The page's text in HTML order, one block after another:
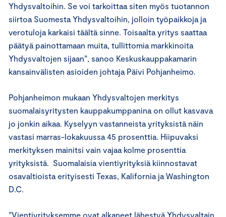
Yhdysvaltoihin. Se voi tarkoittaa siten myös tuotannon
siirtoa Suomesta Yhdysvaltoihin, jolloin työpaikkoja ja
verotuloja karkaisi täältä sinne. Toisaalta yritys saattaa
päätyä painottamaan muita, tullittomia markkinoita
Yhdysvaltojen sijaan”, sanoo Keskuskauppakamarin
kansainvälisten asioiden johtaja Päivi Pohjanheimo.
Pohjanheimon mukaan Yhdysvaltojen merkitys
suomalaisyritysten kauppakumppanina on ollut kasvava
jo jonkin aikaa. Kyselyyn vastanneista yrityksistä näin
vastasi marras-lokakuussa 45 prosenttia. Hiipuvaksi
merkityksen mainitsi vain vajaa kolme prosenttia
yrityksistä. Suomalaisia vientiyrityksiä kiinnostavat
osavaltioista erityisesti Texas, Kalifornia ja Washington
D.C.
”Vientiyrityksemme ovat alkaneet lähestyä Yhdysvaltain